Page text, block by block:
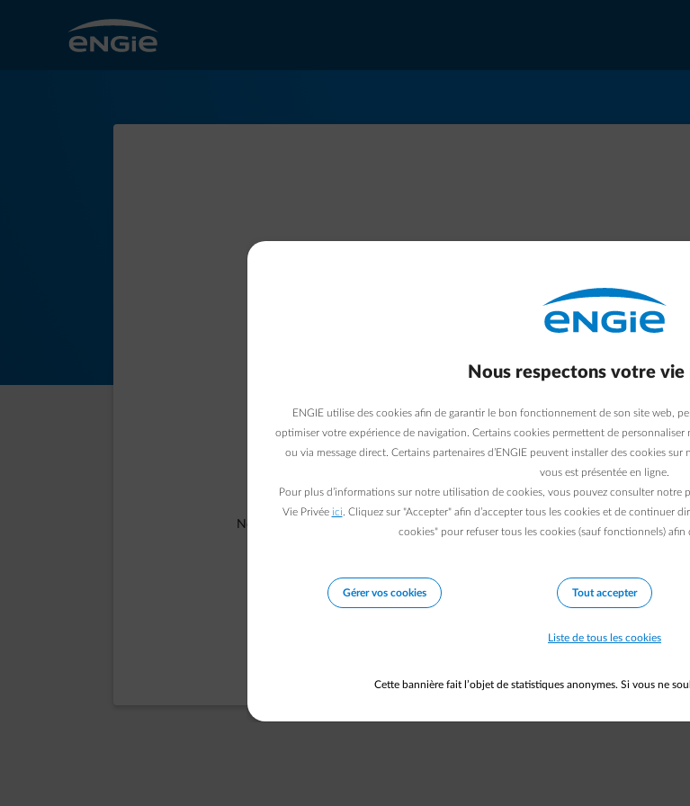
Une erreur de
votre connexion
réessayer.
Notre équipe a été informée de cette erreur. Notez cet identifiant : QHQC-7629.
Vers la page d'accueil
Nous respectons votre vie
ENGIE utilise des cookies afin de garantir le bon fonctionnement de son site web,
optimiser votre expérience de navigation. Certains cookies permettent de personnaliser
ou via message direct. Certains partenaires d’ENGIE peuvent installer des cookies
vous est présentée en ligne.
Pour plus d’informations sur notre utilisation de cookies, vous pouvez consulter notre
Vie Privée ici . Cliquez sur "Accepter" afin d’accepter tous les cookies et de continuer
cookies" pour refuser tous les cookies (sauf fonctionnels) afin
Gérer vos cookies Tout accepter
Liste de tous les cookies
Cette bannière fait l’objet de statistiques anonymes. Si vous ne